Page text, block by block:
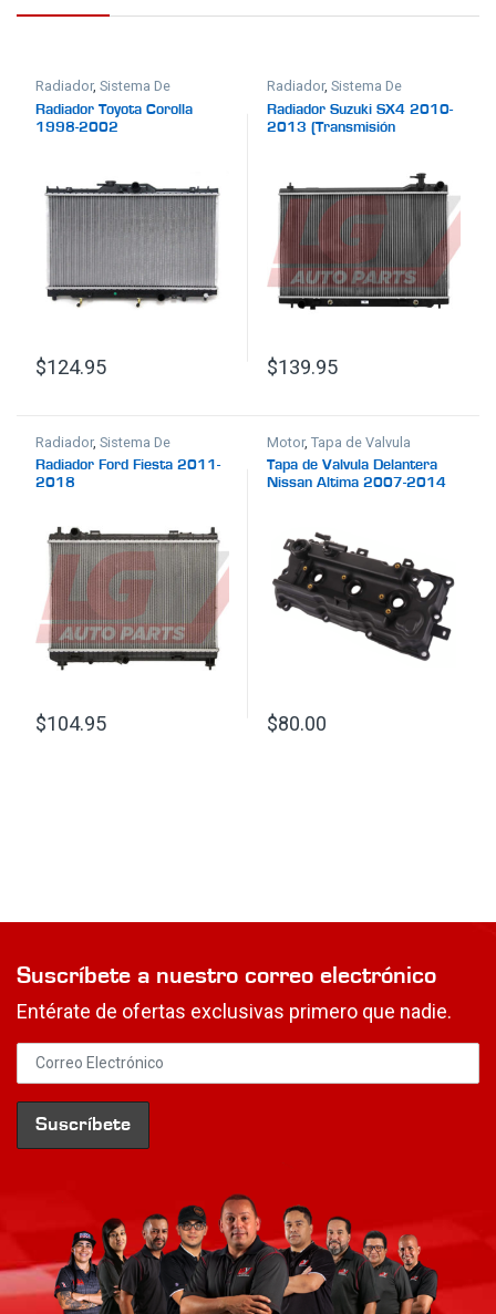
Radiador,Sistema De
Enfriamiento
Radiador Toyota Corolla
1998-2002
$124.95
Radiador,Sistema De
Enfriamiento
Radiador Suzuki SX4 2010-
2013 (Transmisión
$139.95
Radiador,Sistema De
Enfriamiento
Radiador Ford Fiesta 2011-
2018
$104.95
Motor,Tapa de Valvula
Tapa de Valvula Delantera
Nissan Altima 2007-2014
$80.00
Suscríbete a nuestro correo electrónico
Entérate de ofertas exclusivas primero que nadie.